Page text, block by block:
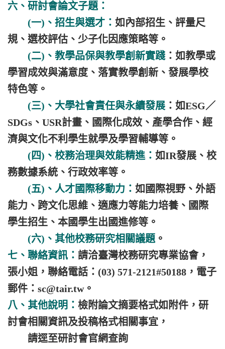
六、研討會論文子題：
(一)、招生與選才： 如內部招生、評量尺
規、選校評估、少子化因應策略等。
(二)、教學品保與教學創新實踐：如教學或
學習成效與滿意度、落實教學創新、發展學校
特色等。
(三)、大學社會責任與永續發展 ：如ESG／
SDGs、USR計畫、國際化成效、產學合作、經
濟與文化不利學生就學及學習輔導等。
(四)、校務治理與效能精進： 如IR發展、校
務數據系統、行政效率等。
(五)、人才國際移動力： 如國際視野、外語
能力、跨文化思維、適應力等能力培養、國際
學生招生、本國學生出國進修等。
(六)、其他校務研究相關議題 。
七、聯絡資訊： 請洽臺灣校務研究專業協會，
張小姐，聯絡電話：(03) 571-2121#50188，電子
郵件：sc@tair.tw。
八、其他說明： 檢附論文摘要格式如附件，研
討會相關資訊及投稿格式相關事宜，
請逕至研討會官網查詢